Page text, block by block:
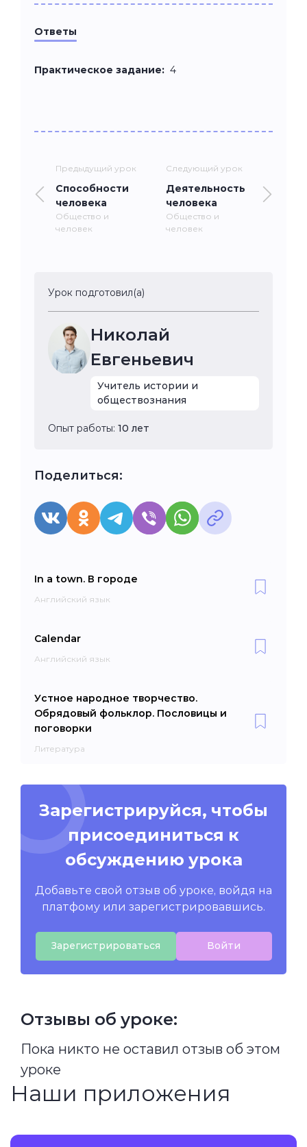
Ответы
Практическое задание: 4
Предыдущий урок
Способности
человека
Общество и
человек
Следующий урок
Деятельность
человека
Общество и
человек
Урок подготовил(а)
Николай
Евгеньевич
Учитель истории и
обществознания
Опыт работы: 10 лет
Поделиться:
In a town. В городе
Английский язык
Calendar
Английский язык
Устное народное творчество.
Обрядовый фольклор. Пословицы и
поговорки
Литература
Зарегистрируйся, чтобы
присоединиться к
обсуждению урока
Добавьте свой отзыв об уроке, войдя на
платфому или зарегистрировавшись.
Зарегистрироваться Войти
Отзывы об уроке:
Пока никто не оставил отзыв об этом
уроке
Наши приложения